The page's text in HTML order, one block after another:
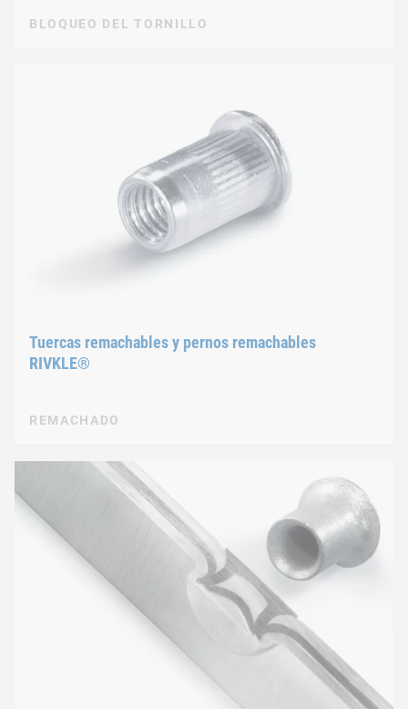
BLOQUEO DEL TORNILLO
Tuercas remachables y pernos remachables
RIVKLE®
REMACHADO